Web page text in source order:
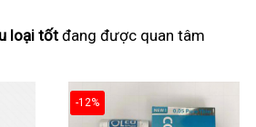
loại tốt đang được quan tâm
-12%